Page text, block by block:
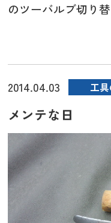
のツーバルブ切り
2014.04.03 工
メンテな日